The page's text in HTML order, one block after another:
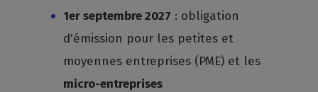
1er septembre 2027 : obligation
d'émission pour les petites et
moyennes entreprises (PME) et les
micro-entreprises